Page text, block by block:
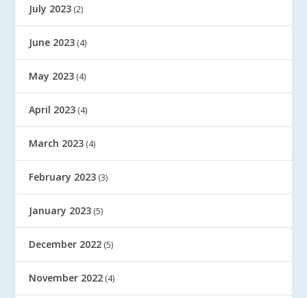
July 2023 (2)
June 2023 (4)
May 2023 (4)
April 2023 (4)
March 2023 (4)
February 2023 (3)
January 2023 (5)
December 2022 (5)
November 2022 (4)